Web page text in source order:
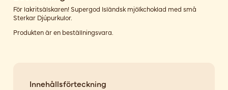
För lakritsälskaren! Supergod Isländsk mjölkchoklad med små
Sterkar Djúpurkulor.
Produkten är en beställningsvara.
Innehållsförteckning